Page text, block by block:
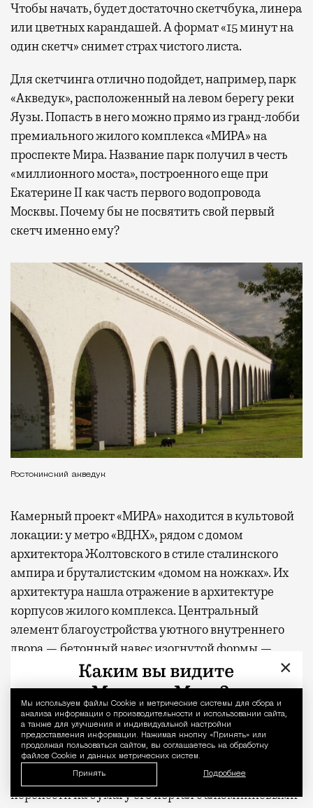
Уведомление
Мы используем файлы Сookie и метрические системы для сбора и
анализа информации о производительности и использовании сайта,
а также для улучшения и индивидуальной настройки
предоставления информации. Нажимая кнопку «Принять» или
продолжая пользоваться сайтом, вы соглашаетесь на обработку
файлов Cookie и данных метрических систем.
Принять Подробнее
Чтобы начать, будет достаточно скетчбука, линера
или цветных карандашей. А формат «15 минут на
один скетч» снимет страх чистого листа.
Для скетчинга отлично подойдет, например, парк
«Акведук», расположенный на левом берегу реки
Яузы. Попасть в него можно прямо из гранд-лобби
премиального жилого комплекса «МИРА» на
проспекте Мира. Название парк получил в честь
«миллионного моста», построенного еще при
Екатерине II как часть первого водопровода
Москвы. Почему бы не посвятить свой первый
скетч именно ему?
Ростокинский акведук
Камерный проект «МИРА» находится в культовой
локации: у метро «ВДНХ», рядом с домом
архитектора Жолтовского в стиле сталинского
ампира и бруталистским «домом на ножках». Их
архитектура нашла отражение в архитектуре
корпусов жилого комплекса. Центральный
элемент благоустройства уютного внутреннего
двора — бетонный навес изогнутой формы —
тоже вполне может стать темой скетча.
Еще один выход из комплекса «МИРА» через
пешеходный переход ведет к ВДНХ, где рисовать
можно не только масштабные советские
павильоны и статую «Рабочий и колхозница», но и,
например, красочный музей Рерихов. Попробуйте
перенести на бумагу его портал с алюминиевыми
×